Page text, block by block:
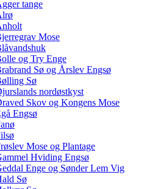
tange
Mose
og Try Enge
Sø og Årslev Engsø
Sø
nordøstkyst
Skov og Kongens Mose
Engsø
Mose og Plantage
Hviding Engsø
Enge og Sønder Lem Vig
Sø